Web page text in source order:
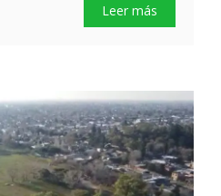
Leer más